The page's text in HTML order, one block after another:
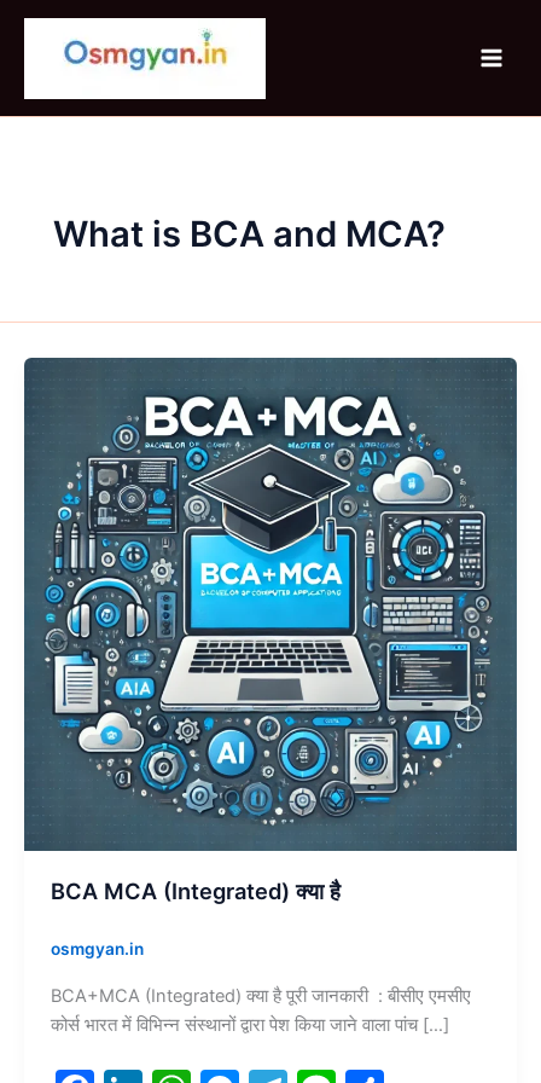
Skip
What is BCA and MCA?
BCA MCA (Integrated) क्या है
osmgyan.in
BCA+MCA (Integrated) क्या है पूरी जानकारी : बीसीए एमसीए
कोर्स भारत में विभिन्न संस्थानों द्वारा पेश किया जाने वाला पांच […]
(Integrated)